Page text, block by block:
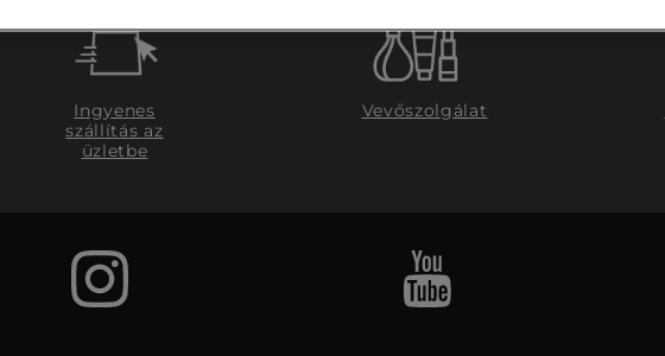
Ingyenes
szállítás az
üzletbe
Vevőszolgálat